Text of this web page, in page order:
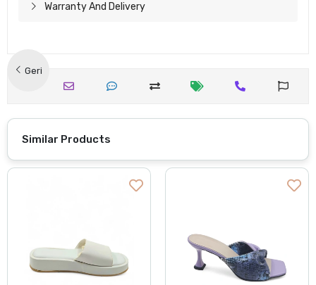
Geri
Warranty And Delivery
Similar Products